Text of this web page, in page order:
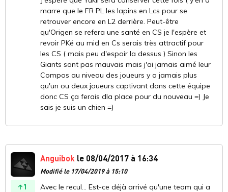
marre que le FR PL les lapins en Lcs pour se
retrouver encore en L2 derrière. Peut-être
qu'Origen se refera une santé en CS je l'espère et
revoir PKé au mid en Cs serais très attractif pour
les CS ( mais peu d'espoir la dessus ) Sinon les
Giants sont pas mauvais mais j'ai jamais aimé leur
Compos au niveau des joueurs y a jamais plus
qu'un ou deux joueurs captivant dans cette équipe
donc CS ça ferais dla place pour du nouveau =) Je
sais je suis un chien =)
1
Anguibok le 08/04/2017 à 16:34
Modifié le 17/04/2019 à 15:10
Avec le recul... Est-ce déjà arrivé qu'une team qui a